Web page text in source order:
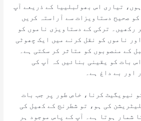
تیاری اس بھولبلییا کے ذریعے آپ
صحیح دستاویزات سے آراستہ کریں
رکھیں۔ ترکی کے دستاویزی ناموں کو
ناموں کو نقل کرنے میں ایک چھوٹی
کے منصوبوں کو متاثر کر سکتی ہے۔
بات کو یقینی بنائیں کہ آپ کی
اور بے داغ ہے۔
نیویگیٹ کرنا، خاص طور پر جب بات
کی ہو، تو شطرنج کے کھیل کی
شمار ہوتا ہے۔ آپ کے پاس موجود ہر